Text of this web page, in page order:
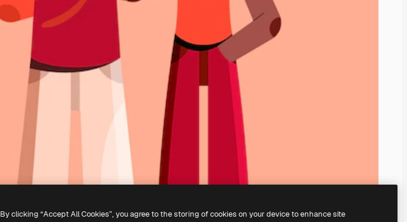
By clicking “Accept All Cookies”, you agree to the storing of cookies on your device to enhance site